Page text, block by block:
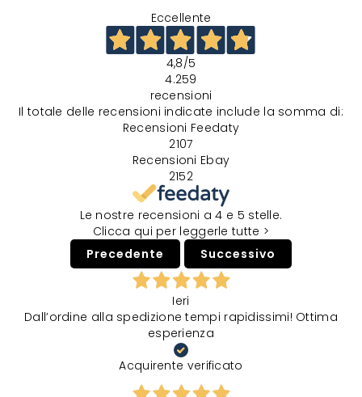
Eccellente
4,8/5
4.259
recensioni
Il totale delle recensioni indicate include la somma di:
Recensioni Feedaty
2107
Recensioni Ebay
2152
Le nostre recensioni a 4 e 5 stelle.
Clicca qui per leggerle tutte >
Precedente
Successivo
Ieri
Dall’ordine alla spedizione tempi rapidissimi! Ottima
esperienza
Acquirente verificato